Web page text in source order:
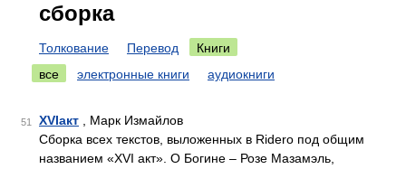
сборка
Толкование Перевод
Книги
все
электронные книги аудиокниги
51 XVIакт , Марк Измайлов
Сборка всех текстов, выложенных в Ridero под общим
названием «XVI акт». О Богине – Розе Мазамэль,